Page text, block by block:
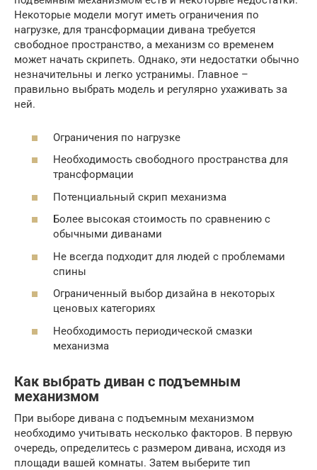
Некоторые модели могут иметь ограничения по
нагрузке, для трансформации дивана требуется
свободное пространство, а механизм со временем
может начать скрипеть. Однако, эти недостатки обычно
незначительны и легко устранимы. Главное –
правильно выбрать модель и регулярно ухаживать за
ней.
Ограничения по нагрузке
Необходимость свободного пространства для
трансформации
Потенциальный скрип механизма
Более высокая стоимость по сравнению с
обычными диванами
Не всегда подходит для людей с проблемами
спины
Ограниченный выбор дизайна в некоторых
ценовых категориях
Необходимость периодической смазки
механизма
Как выбрать диван с подъемным
механизмом
При выборе дивана с подъемным механизмом
необходимо учитывать несколько факторов. В первую
очередь, определитесь с размером дивана, исходя из
площади вашей комнаты. Затем выберите тип